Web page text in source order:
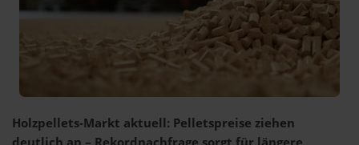
Holzpellets-Markt aktuell: Pelletspreise ziehen